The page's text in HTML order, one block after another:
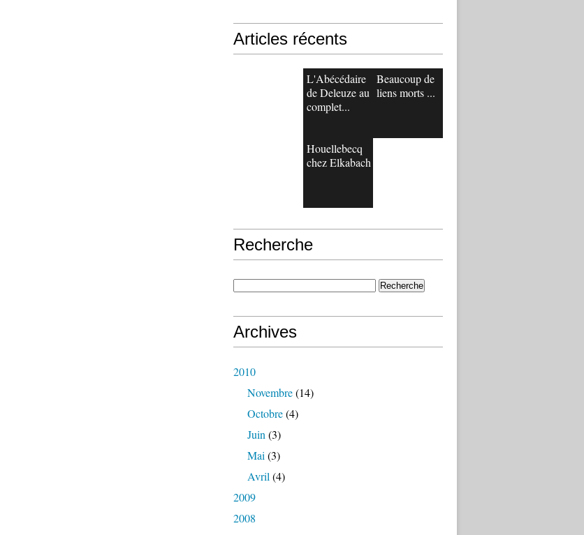
Articles récents
L'Abécédaire
de Deleuze au
complet...
Beaucoup de
liens morts ...
Houellebecq
chez Elkabach
Recherche
Archives
2010
Novembre(14)
Octobre(4)
Juin (3)
Mai (3)
Avril (4)
2009
2008